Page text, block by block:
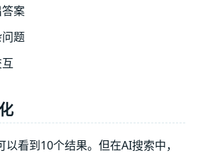
案
题
看到10个结果。但在AI搜索中，